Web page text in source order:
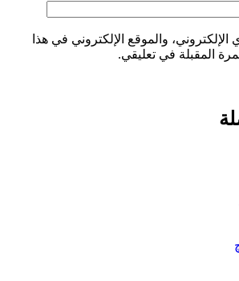
والموقع الإلكتروني في هذا
المقبلة في تعليقي.